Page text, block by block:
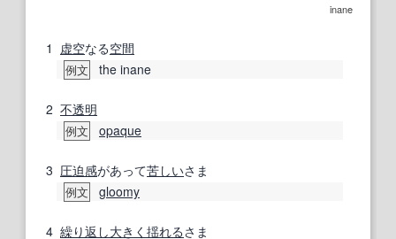
inane
1 虚空なる空間
例文 the inane
2 不透明
例文 opaque
3 圧迫感があって苦しいさま
例文 gloomy
4 繰り返し大きく 揺れるさま